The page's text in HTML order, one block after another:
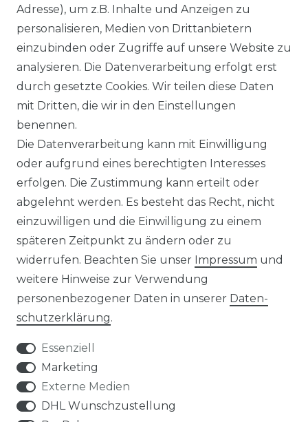
LEXIKON
UNTERNEHMEN
ÜBER UNS
HERSTELLER
REFERENZEN
VERTRAG WIDERRUFEN
Adresse), um z.B. Inhalte und Anzeigen zu
personalisieren, Medien von Drittanbietern
einzubinden oder Zugriffe auf unsere Website zu
analysieren. Die Datenverarbeitung erfolgt erst
durch gesetzte Cookies. Wir teilen diese Daten
mit Dritten, die wir in den Einstellungen
benennen.
Die Datenverarbeitung kann mit Einwilligung
oder aufgrund eines berechtigten Interesses
erfolgen. Die Zustimmung kann erteilt oder
abgelehnt werden. Es besteht das Recht, nicht
einzuwilligen und die Einwilligung zu einem
späteren Zeitpunkt zu ändern oder zu
widerrufen. Beachten Sie unser Impressum und
weitere Hinweise zur Verwendung
personenbezogener Daten in unserer Daten­
schutz­erklärung.
Essenziell
Marketing
Externe Medien
DHL Wunschzustellung